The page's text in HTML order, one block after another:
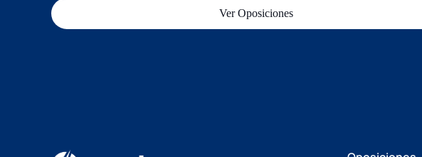
Ver Oposiciones